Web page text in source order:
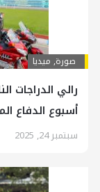
صورة, ميديا
رالي الدراجات
أسبوع الدفاع
سبتمبر 24, 2025